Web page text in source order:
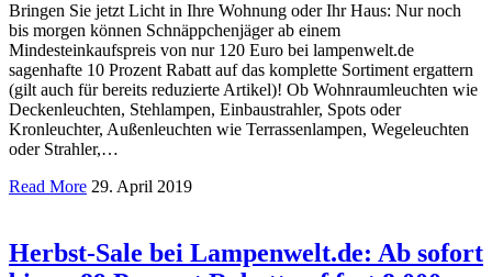
Bringen Sie jetzt Licht in Ihre Wohnung oder Ihr Haus: Nur noch
bis morgen können Schnäppchenjäger ab einem
Mindesteinkaufspreis von nur 120 Euro bei lampenwelt.de
sagenhafte 10 Prozent Rabatt auf das komplette Sortiment ergattern
(gilt auch für bereits reduzierte Artikel)! Ob Wohnraumleuchten wie
Deckenleuchten, Stehlampen, Einbaustrahler, Spots oder
Kronleuchter, Außenleuchten wie Terrassenlampen, Wegeleuchten
oder Strahler,…
Read More 29. April 2019
Herbst-Sale bei Lampenwelt.de: Ab sofort